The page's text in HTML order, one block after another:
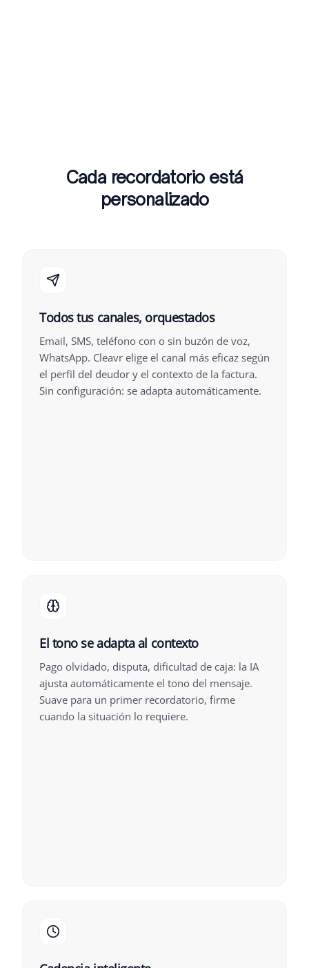
Cada recordatorio está
personalizado
Todos tus canales, orquestados
Email, SMS, teléfono con o sin buzón de voz,
WhatsApp. Cleavr elige el canal más eficaz según
el perfil del deudor y el contexto de la factura.
Sin configuración: se adapta automáticamente.
El tono se adapta al contexto
Pago olvidado, disputa, dificultad de caja: la IA
ajusta automáticamente el tono del mensaje.
Suave para un primer recordatorio, firme
cuando la situación lo requiere.